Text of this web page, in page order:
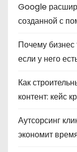
Google
созданной с
Почему бизнес
если у него
Как
контент: кейс
Аутсорсинг
экономит